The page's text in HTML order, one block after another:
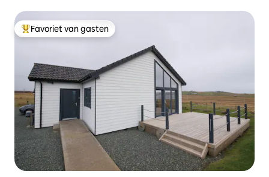
Topfavoriet van gasten
Favoriet van gasten